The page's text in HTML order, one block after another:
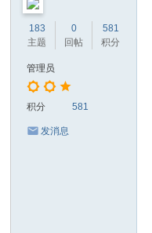
183
主题
0
回帖
581
积分
管理员
积分 581
发消息